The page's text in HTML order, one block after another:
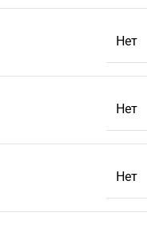
Нет
Нет
Нет